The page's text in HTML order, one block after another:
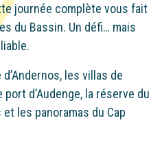
journée complète vous fait
du Bassin. Un défi… mais
les villas de
d’Audenge, la réserve du
les panoramas du Cap